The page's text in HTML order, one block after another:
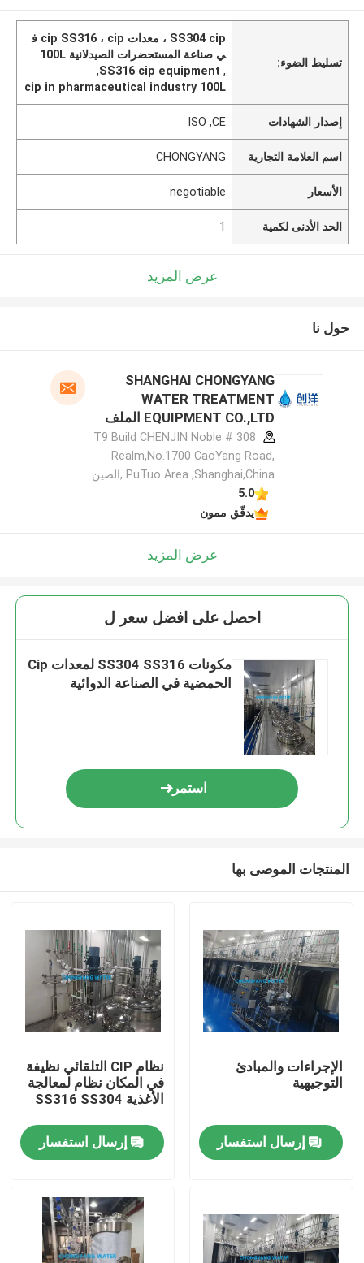
منزل
أشرطة فيديو
تسليط الضوء:
SS304 cip ، معدات cip SS316 ، cip ف
ي صناعة المستحضرات الصيدلانية 100L
,
SS316 cip equipment
,
cip in pharmaceutical industry 100L
إصدار الشهادات ISO ,CE
اسم العلامة التجارية CHONGYANG
الأسعار negotiable
الحد الأدنى لكمية 1
عرض المزيد
حول نا
SHANGHAI CHONGYANG
WATER TREATMENT
EQUIPMENT CO.,LTD الملف
الشركة المصنعة308 # T9 Build CHENJIN Noble
Realm,No.1700 CaoYang Road,
PuTuo Area ,Shanghai,China ,الصين
5.0
يدقّق ممون
عرض المزيد
احصل على افضل سعر ل
مكونات SS304 SS316 لمعدات Cip
الحمضية في الصناعة الدوائية
استمر
المنتجات الموصى بها
الإجراءات والمبادئ
التوجيهية
إرسال استفسار
نظام CIP التلقائي نظيفة
في المكان نظام لمعالجة
الأغذية SS316 SS304
إرسال استفسار